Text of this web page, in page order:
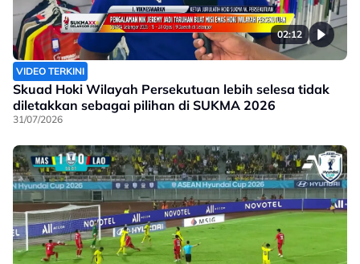
02:12
VIDEO TERKINI
Skuad Hoki Wilayah Persekutuan lebih selesa tidak
diletakkan sebagai pilihan di SUKMA 2026
31/07/2026